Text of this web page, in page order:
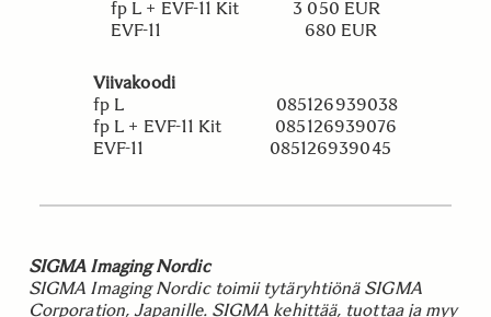
fp L + EVF-11 Kit 3 050 EUR
EVF-11 680 EUR
Viivakoodi
fp L 085126939038
fp L + EVF-11 Kit 085126939076
EVF-11 085126939045
SIGMA Imaging Nordic
SIGMA Imaging Nordic toimii tytäryhtiönä SIGMA
Corporation, Japanille. SIGMA kehittää, tuottaa ja myy